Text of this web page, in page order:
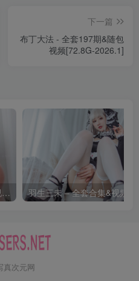
2V-77.4M]
45.4M]✦自购✦
2V-229.4M]✦自购✦
下一篇
布丁大法 - 全套197期&随包
视频[72.8G-2026.1]
一小央泽 – 全套78期及随包视频[39.5G-2026.8]
真次元网